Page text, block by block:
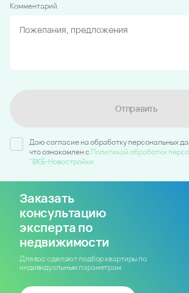
Комментарий
Отправить
Даю согласие на обработку персональных
что ознакомлен c Политикой обработки
"ВКБ-Новостройки
Заказать
консультацию
эксперта по
недвижимости
Для вас сделают подбор квартиры по
индивидуальным параметрам